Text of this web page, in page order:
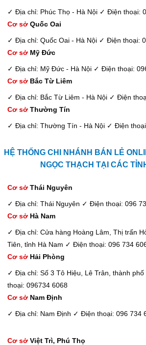
✓ Địa chỉ: Phúc Thọ - Hà Nội ✓ Điện thoại:
Cơ sở Quốc Oai
✓ Địa chỉ: Quốc Oai - Hà Nội ✓ Điện thoại:
Cơ sở Mỹ Đức
✓ Địa chỉ: Mỹ Đức - Hà Nội ✓ Điện thoại:
Cơ sở Bắc Từ Liêm
✓ Địa chỉ: Bắc Từ Liêm - Hà Nội ✓ Điện
Cơ sở Thường Tín
✓ Địa chỉ: Thường Tín - Hà Nội ✓ Điện
HỆ THỐNG CHI NHÁNH BÁN LẺ
NGỌC THẠCH TẠI CÁC
Cơ sở Thái Nguyên
✓ Địa chỉ: Thái Nguyên ✓ Điện thoại: 096
Cơ sở Hà Nam
✓ Địa chỉ: Cửa hàng Hoàng Lâm, Thị trấn
Tiên, tỉnh Hà Nam ✓ Điện thoại: 096 734
Cơ sở Hải Phòng
✓ Địa chỉ: Số 3 Tô Hiệu, Lê Trân, thành phố
thoại: 096734 6068
Cơ sở Nam Định
✓ Địa chỉ: Nam Định ✓ Điện thoại: 096 734
Cơ sở Việt Trì, Phú Thọ